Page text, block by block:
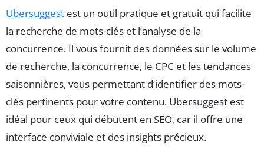
Ubersuggest est un outil pratique et gratuit qui facilite
la recherche de mots-clés et l’analyse de la
concurrence. Il vous fournit des données sur le volume
de recherche, la concurrence, le CPC et les tendances
saisonnières, vous permettant d’identifier des mots-
clés pertinents pour votre contenu. Ubersuggest est
idéal pour ceux qui débutent en SEO, car il offre une
interface conviviale et des insights précieux.